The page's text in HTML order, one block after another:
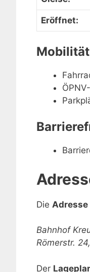
Eröffnet:
Die
Bahnhof
Römerstr.
Der